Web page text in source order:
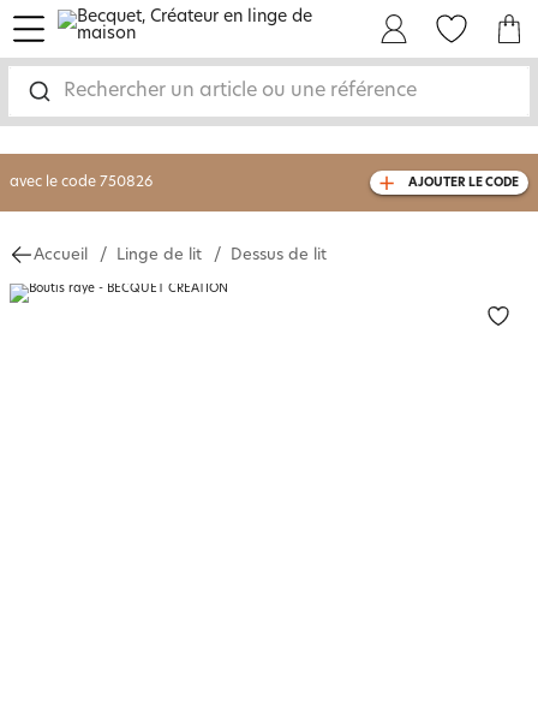
Rechercher un article ou une référence
menu
-30% sur votre commandedès 2 articles
livraison GRATUITEdès 110€ d'achat
avec le code 750826 AJOUTER LE CODE
Accueil Linge de lit Dessus de lit